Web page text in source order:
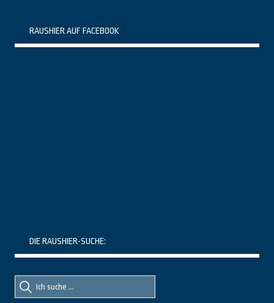
RAUSHIER AUF FACEBOOK
DIE RAUSHIER-SUCHE:
Suche
nach::
Suche
nach: